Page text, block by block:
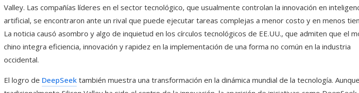
Valley. Las compañías líderes en el sector tecnológico, que usualmente controlan la innovación en
artificial, se encontraron ante un rival que puede ejecutar tareas complejas a menor costo y en menos
La noticia causó asombro y algo de inquietud en los círculos tecnológicos de EE.UU., que admiten que el
chino integra eficiencia, innovación y rapidez en la implementación de una forma no común en la industria
occidental.
El logro de DeepSeek también muestra una transformación en la dinámica mundial de la tecnología. Aunque